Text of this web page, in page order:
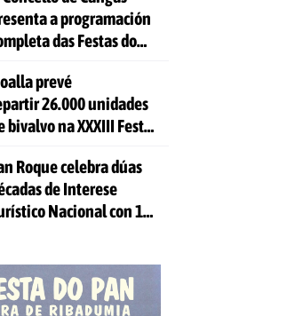
a programación
das Festas do
prevé
26.000 unidades
bivalvo na XXXIII Festa
Roque celebra dúas
de Interese
Nacional con 10